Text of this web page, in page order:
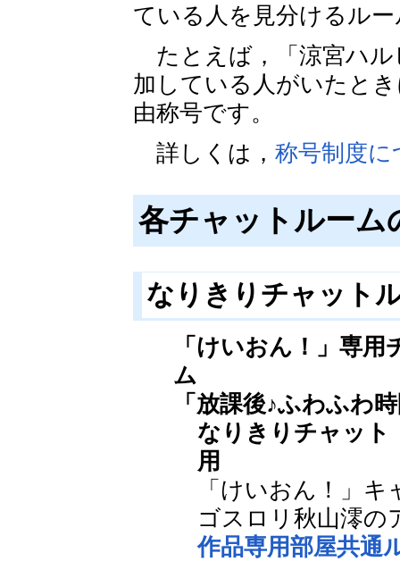
ている人を見分けるル
たとえば，「涼宮ハル
加している人がいたと
由称号です。
詳しくは，称号制度に
各チャットルーム
なりきりチャット
「けいおん！」専
ム
「放課後♪ふわふわ
なりきりチャット
用
「けいおん！」
ゴスロリ秋山澪の
作品専用部屋共通